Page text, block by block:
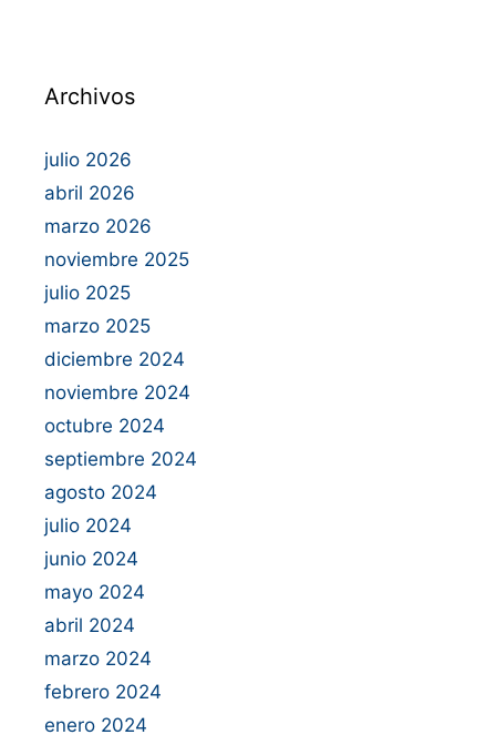
Archivos
julio 2026
abril 2026
marzo 2026
noviembre 2025
julio 2025
marzo 2025
diciembre 2024
noviembre 2024
octubre 2024
septiembre 2024
agosto 2024
julio 2024
junio 2024
mayo 2024
abril 2024
marzo 2024
febrero 2024
enero 2024